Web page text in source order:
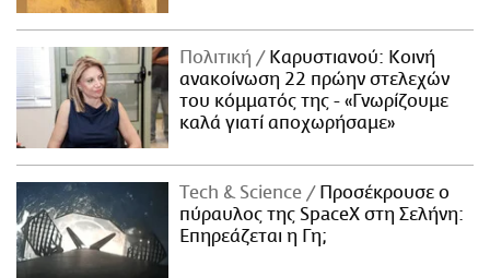
Πολιτική
Καρυστιανού: Κοινή
ανακοίνωση 22 πρώην στελεχών
του κόμματός της - «Γνωρίζουμε
καλά γιατί αποχωρήσαμε»
Τech & Science
Προσέκρουσε ο
πύραυλος της SpaceX στη Σελήνη:
Επηρεάζεται η Γη;